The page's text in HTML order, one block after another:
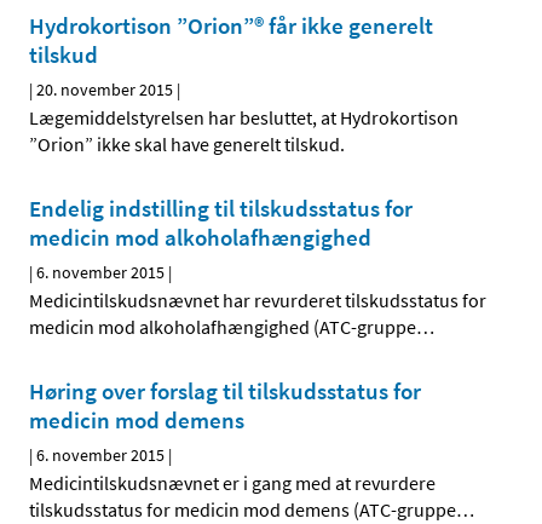
Hydrokortison ”Orion”® får ikke generelt
tilskud
|20. november 2015 |
Lægemiddelstyrelsen har besluttet, at Hydrokortison
”Orion” ikke skal have generelt tilskud.
Endelig indstilling til tilskudsstatus for
medicin mod alkoholafhængighed
|6. november 2015 |
Medicintilskudsnævnet har revurderet tilskudsstatus for
medicin mod alkoholafhængighed (ATC-gruppe…
Høring over forslag til tilskudsstatus for
medicin mod demens
|6. november 2015 |
Medicintilskudsnævnet er i gang med at revurdere
tilskudsstatus for medicin mod demens (ATC-gruppe…